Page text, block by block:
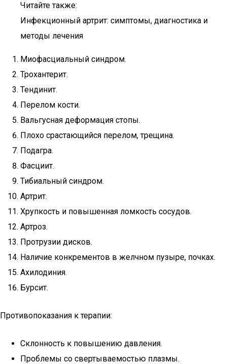
Читайте также:
Инфекционный артрит: симптомы, диагностика и
методы лечения
Миофасциальный синдром.
Трохантерит.
Тендинит.
Перелом кости.
Вальгусная деформация стопы.
Плохо срастающийся перелом, трещина.
Подагра.
Фасциит.
Тибиальный синдром.
Артрит.
Хрупкость и повышенная ломкость сосудов.
Артроз.
Протрузии дисков.
Наличие конкрементов в желчном пузыре, почках.
Ахилодиния.
Бурсит.
Противопоказания к терапии:
Склонность к повышению давления.
Проблемы со свертываемостью плазмы.